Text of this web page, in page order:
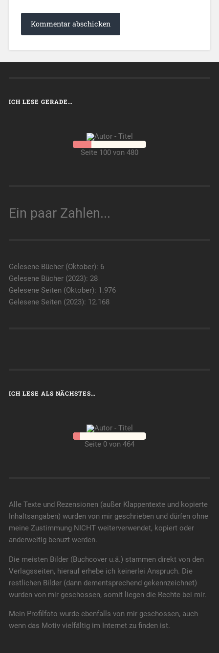
ICH LESE GERADE…
Seite 100 von 480
Ein paar Zahlen...
Gelesene Bücher (Oktober): 6
Gelesene Bücher (2023): 28
Gelesene Seiten (Oktober): 1.976
Gelesene Seiten (2023): 12.168
ICH LESE ALS NÄCHSTES…
Seite 0 von 464
Alle Texte und Rezensionen (außer Klappentexte und kopierte
Inhaltsangaben) wurden von mir geschrieben und dürfen ohne
meine Zustimmung NICHT weiterverwendet, kopiert oder
anderweitig benuzt werden.
Die meisten Bilder (Buchcover u.ä.) stammen direkt von den
Verlagsseiten, hierauf erhebe ich keinerlei Anspruch. Die
restlichen Bilder (dann dementsprechend gekennzeichnet)
wurden von mir geschossen, somit liegen die Rechte bei mir.
Mein Profilfoto wurde ebenfalls von mir geschossen, auch
wenn das Motiv vielfältig im Internet zu finden ist.